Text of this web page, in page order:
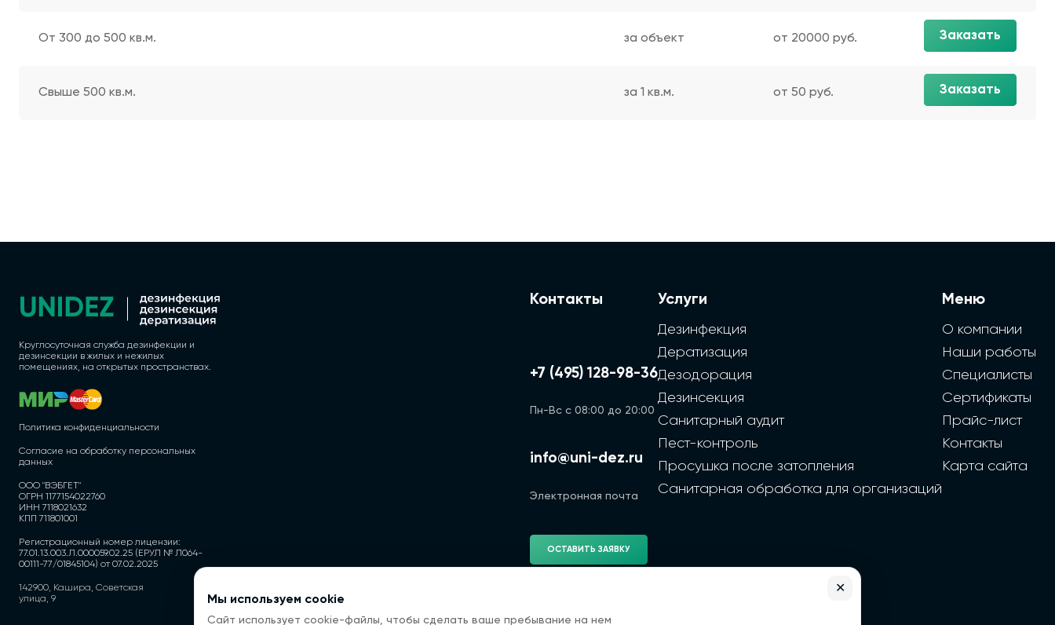
От 300 до 500 кв.м. за объект от 20000 руб. Заказать
Свыше 500 кв.м. за 1 кв.м. от 50 руб. Заказать
Круглосуточная служба дезинфекции и
дезинсекции в жилых и нежилых
помещениях, на открытых пространствах.
Политика конфиденциальности
Согласие на обработку персональных
данных
ООО "ВЭБГЕТ"
ОГРН 1177154022760
ИНН 7118021632
КПП 711801001
Регистрационный номер лицензии:
77.01.13.003.Л.000059.02.25 (ЕРУЛ № Л064-
00111-77/01845104) от 07.02.2025
142900, Кашира, Советская
улица, 9
Контакты
+7 (495) 128-98-36
Пн-Вс с 08:00 до 20:00
info@uni-dez.ru
Электронная почта
ОСТАВИТЬ ЗАЯВКУ
Услуги
Дезинфекция
Дератизация
Дезодорация
Дезинсекция
Санитарный аудит
Пест-контроль
Просушка после затопления
Санитарная обработка для организаций
Меню
О компании
Наши работы
Специалисты
Сертификаты
Прайс-лист
Контакты
Карта сайта
Мы используем cookie
Сайт использует cookie-файлы, чтобы сделать ваше пребывание на нем
✕